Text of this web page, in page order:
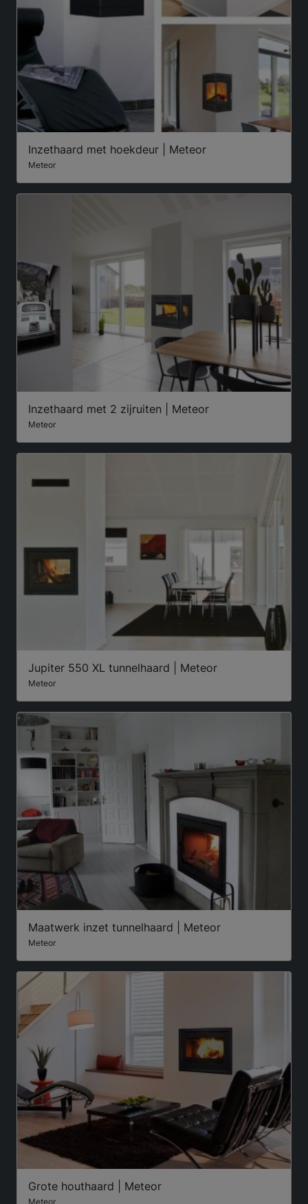
Inzethaard met hoekdeur | Meteor
Meteor
Inzethaard met 2 zijruiten | Meteor
Meteor
Jupiter 550 XL tunnelhaard | Meteor
Meteor
Maatwerk inzet tunnelhaard | Meteor
Meteor
Grote houthaard | Meteor
Meteor